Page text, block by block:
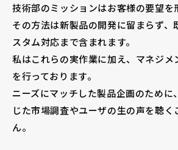
技術部のミッションはお客様の要望を
その方法は新製品の開発に留まらず、
スタム対応まで含まれます。
私はこれらの実作業に加え、マネジメ
を行っております。
ニーズにマッチした製品企画のために
じた市場調査やユーザの生の声を聴く
ん。